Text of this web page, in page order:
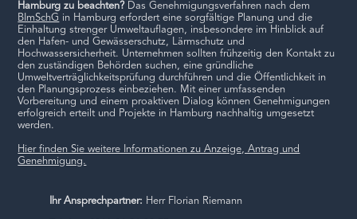
Hamburg zu beachten?Das Genehmigungsverfahren nach dem
BImSchG in Hamburg erfordert eine sorgfältige Planung und die
Einhaltung strenger Umweltauflagen, insbesondere im Hinblick auf
den Hafen- und Gewässerschutz, Lärmschutz und
Hochwassersicherheit. Unternehmen sollten frühzeitig den Kontakt zu
den zuständigen Behörden suchen, eine gründliche
Umweltverträglichkeitsprüfung durchführen und die Öffentlichkeit in
den Planungsprozess einbeziehen. Mit einer umfassenden
Vorbereitung und einem proaktiven Dialog können Genehmigungen
erfolgreich erteilt und Projekte in Hamburg nachhaltig umgesetzt
werden.
Hier finden Sie weitere Informationen zu Anzeige, Antrag und
Genehmigung.
Ihr Ansprechpartner: Herr Florian Riemann